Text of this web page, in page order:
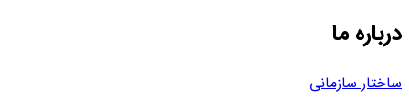
درباره ما
ساختار سازمانی